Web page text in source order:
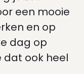
een mooie
en op
dag op
dat ook heel